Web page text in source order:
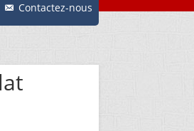
Contactez-nous